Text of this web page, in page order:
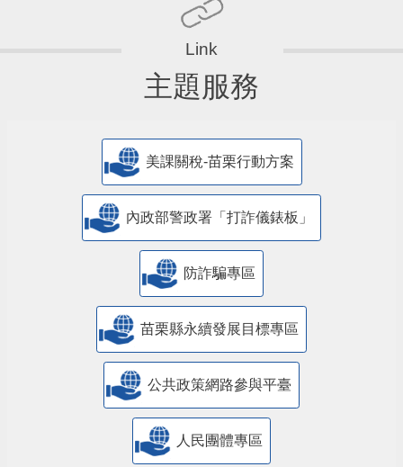
主題服務
美課關稅-苗栗行動方案
內政部警政署「打詐儀錶板」
防詐騙專區
苗栗縣永續發展目標專區
公共政策網路參與平臺
人民團體專區